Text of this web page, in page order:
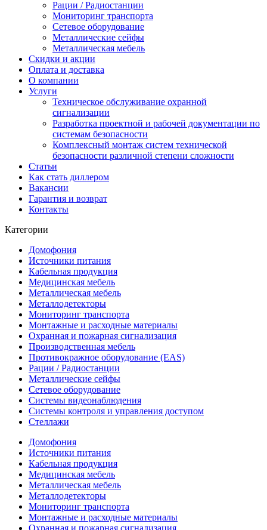
Рации / Радиостанции
Мониторинг транспорта
Сетевое оборудование
Металлические сейфы
Металлическая мебель
Скидки и акции
Оплата и доставка
О компании
Услуги
Техническое обслуживание охранной
сигнализации
Разработка проектной и рабочей документации по
системам безопасности
Комплексный монтаж систем технической
безопасности различной степени сложности
Статьи
Как стать диллером
Вакансии
Гарантия и возврат
Контакты
Категории
Домофония
Источники питания
Кабельная продукция
Медицинская мебель
Металлическая мебель
Металлодетекторы
Мониторинг транспорта
Монтажные и расходные материалы
Охранная и пожарная сигнализация
Производственная мебель
Противокражное оборудование (EAS)
Рации / Радиостанции
Металлические сейфы
Сетевое оборудование
Системы видеонаблюдения
Системы контроля и управления доступом
Стеллажи
Домофония
Источники питания
Кабельная продукция
Медицинская мебель
Металлическая мебель
Металлодетекторы
Мониторинг транспорта
Монтажные и расходные материалы
Охранная и пожарная сигнализация